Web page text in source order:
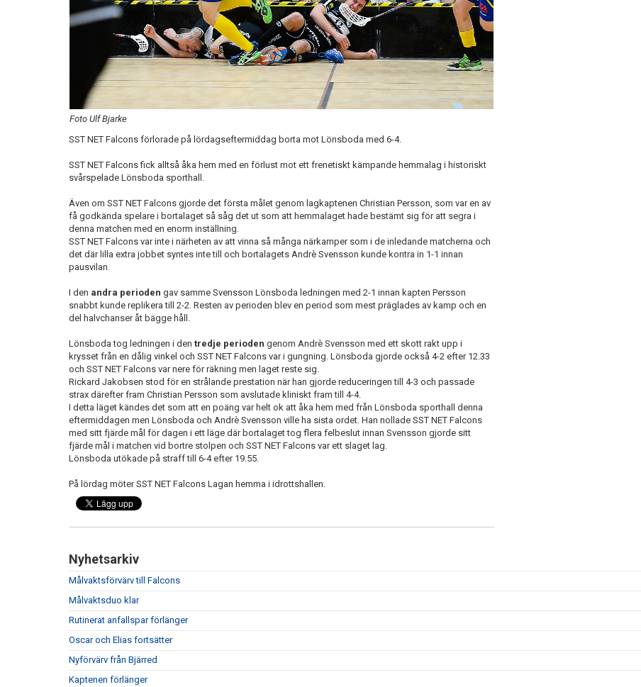
Foto Ulf Bjarke
SST NET Falcons förlorade på lördagseftermiddag borta mot Lönsboda med 6-4.
SST NET Falcons fick alltså åka hem med en förlust mot ett frenetiskt kämpande hemmalag i historiskt
svårspelade Lönsboda sporthall.
Även om SST NET Falcons gjorde det första målet genom lagkaptenen Christian Persson, som var en av
få godkända spelare i bortalaget så såg det ut som att hemmalaget hade bestämt sig för att segra i
denna matchen med en enorm inställning.
SST NET Falcons var inte i närheten av att vinna så många närkamper som i de inledande matcherna och
det där lilla extra jobbet syntes inte till och bortalagets Andrè Svensson kunde kontra in 1-1 innan
pausvilan.
I den andra perioden gav samme Svensson Lönsboda ledningen med 2-1 innan kapten Persson
snabbt kunde replikera till 2-2. Resten av perioden blev en period som mest präglades av kamp och en
del halvchanser åt bägge håll.
Lönsboda tog ledningen i den tredje perioden genom Andrè Svensson med ett skott rakt upp i
krysset från en dålig vinkel och SST NET Falcons var i gungning. Lönsboda gjorde också 4-2 efter 12.33
och SST NET Falcons var nere för räkning men laget reste sig.
Rickard Jakobsen stod för en strålande prestation när han gjorde reduceringen till 4-3 och passade
strax därefter fram Christian Persson som avslutade kliniskt fram till 4-4.
I detta läget kändes det som att en poäng var helt ok att åka hem med från Lönsboda sporthall denna
eftermiddagen men Lönsboda och Andrè Svensson ville ha sista ordet. Han nollade SST NET Falcons
med sitt fjärde mål för dagen i ett läge där bortalaget tog flera felbeslut innan Svensson gjorde sitt
fjärde mål i matchen vid bortre stolpen och SST NET Falcons var ett slaget lag.
Lönsboda utökade på straff till 6-4 efter 19.55.
På lördag möter SST NET Falcons Lagan hemma i idrottshallen.
Nyhetsarkiv
Målvaktsförvärv till Falcons
Målvaktsduo klar
Rutinerat anfallspar förlänger
Oscar och Elias fortsätter
Nyförvärv från Bjärred
Kaptenen förlänger